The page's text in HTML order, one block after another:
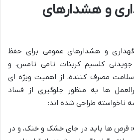
و هشدارهای
و هشدارهای عمومی برای حفظ
کلسیم کربنات تامی تامس، و
مصرف کننده، از اهمیت ویژه ای
ها به منظور جلوگیری از فساد
ناخواسته طراحی شده اند:
قرص ها باید در جای خشک و خنک، و در